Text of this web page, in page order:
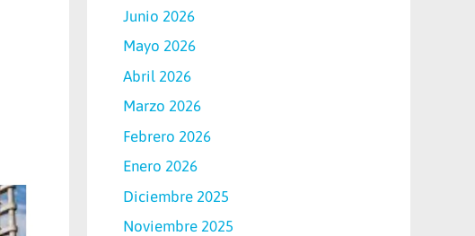
Junio 2026
Mayo 2026
Abril 2026
Marzo 2026
Febrero 2026
Enero 2026
Diciembre 2025
Noviembre 2025